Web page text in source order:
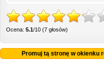
Ocena: 5.1/10 (7 głosów)
Promuj tą stronę w okienku